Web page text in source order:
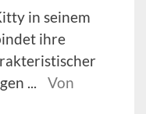
in seinem
ihre
...
Von